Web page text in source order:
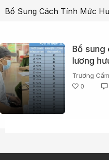
Bổ Sung Cách Tính Mức
Bổ sung
lương
1/7/2025
Trương
0